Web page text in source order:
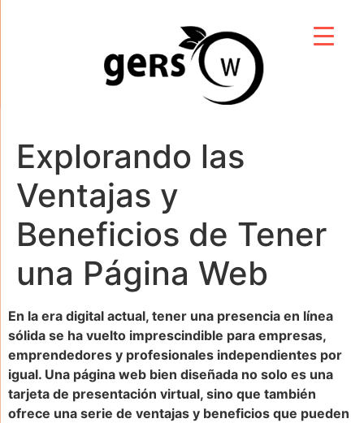
Explorando las
Ventajas y
Beneficios de Tener
una Página Web
En la era digital actual, tener una presencia en línea
sólida se ha vuelto imprescindible para empresas,
emprendedores y profesionales independientes por
igual. Una página web bien diseñada no solo es una
tarjeta de presentación virtual, sino que también
ofrece una serie de ventajas y beneficios que pueden